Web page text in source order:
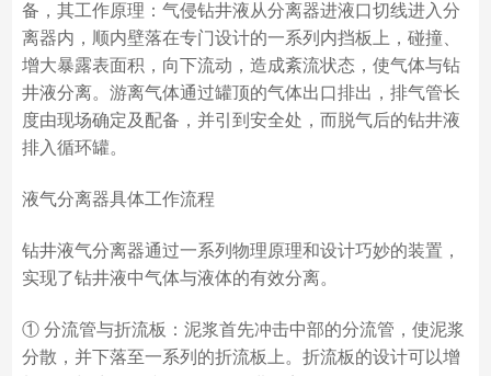
备，其工作原理：气侵钻井液从分离器进液口切线进入分
离器内，顺内壁落在专门设计的一系列内挡板上，碰撞、
增大暴露表面积，向下流动，造成紊流状态，使气体与钻
井液分离。游离气体通过罐顶的气体出口排出，排气管长
度由现场确定及配备，并引到安全处，而脱气后的钻井液
排入循环罐。
液气分离器具体工作流程
钻井液气分离器通过一系列物理原理和设计巧妙的装置，
实现了钻井液中气体与液体的有效分离。
① 分流管与折流板：泥浆首先冲击中部的分流管，使泥浆
分散，并下落至一系列的折流板上。折流板的设计可以增